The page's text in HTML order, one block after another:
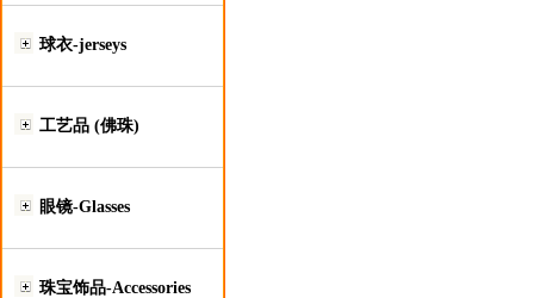
球衣-jerseys
工艺品 (佛珠)
眼镜-Glasses
珠宝饰品-Accessories